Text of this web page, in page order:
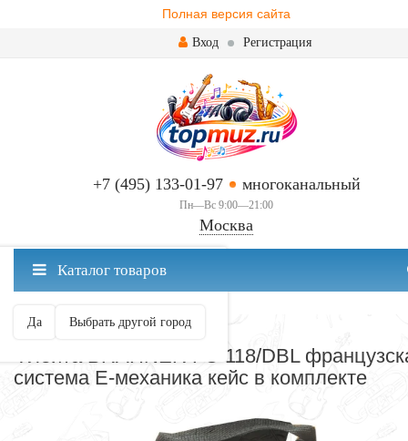
Полная версия сайта
Вход Регистрация
+7 (495) 133-01-97 многоканальный
Пн—Вс 9:00—21:00
Москва
Москва ваш город?
Да Выбрать другой город
Каталог товаров
ДУХОВЫЕ
Флейта BRAHNER FC-118/DBL
система Е-механика кейс в комплекте